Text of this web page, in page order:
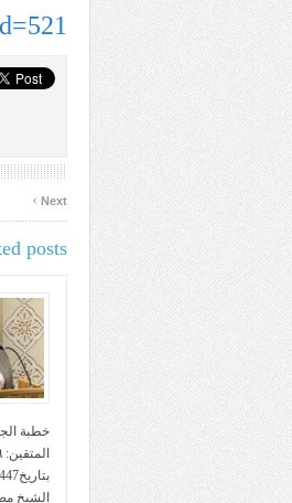
Next
›
posts
خطبة
الشيخ